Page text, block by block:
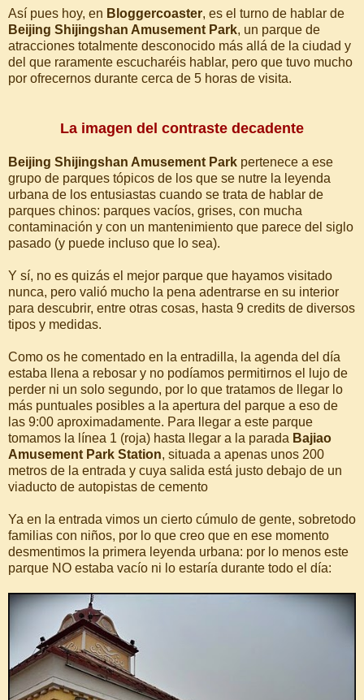
Así pues hoy, en Bloggercoaster, es el turno de hablar de
Beijing Shijingshan Amusement Park, un parque de
atracciones totalmente desconocido más allá de la ciudad y
del que raramente escucharéis hablar, pero que tuvo mucho
por ofrecernos durante cerca de 5 horas de visita.
La imagen del contraste decadente
Beijing Shijingshan Amusement Park pertenece a ese
grupo de parques tópicos de los que se nutre la leyenda
urbana de los entusiastas cuando se trata de hablar de
parques chinos: parques vacíos, grises, con mucha
contaminación y con un mantenimiento que parece del siglo
pasado (y puede incluso que lo sea).
Y sí, no es quizás el mejor parque que hayamos visitado
nunca, pero valió mucho la pena adentrarse en su interior
para descubrir, entre otras cosas, hasta 9 credits de diversos
tipos y medidas.
Como os he comentado en la entradilla, la agenda del día
estaba llena a rebosar y no podíamos permitirnos el lujo de
perder ni un solo segundo, por lo que tratamos de llegar lo
más puntuales posibles a la apertura del parque a eso de
las 9:00 aproximadamente. Para llegar a este parque
tomamos la línea 1 (roja) hasta llegar a la parada Bajiao
Amusement Park Station, situada a apenas unos 200
metros de la entrada y cuya salida está justo debajo de un
viaducto de autopistas de cemento
Ya en la entrada vimos un cierto cúmulo de gente, sobretodo
familias con niños, por lo que creo que en ese momento
desmentimos la primera leyenda urbana: por lo menos este
parque NO estaba vacío ni lo estaría durante todo el día: